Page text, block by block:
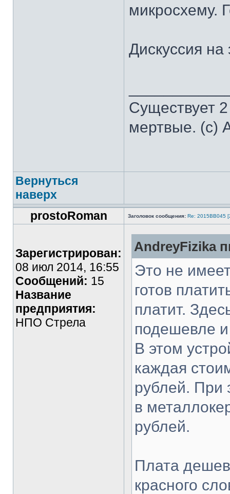
микросхему.
Дискуссия
Существует
мертвые. (с)
Вернуться
наверх
prostoRoman
Заголовок сообщения: Re: 2015ВВ045
Зарегистрирован:
08 июл 2014, 16:55
Сообщений: 15
Название
предприятия:
НПО Стрела
AndreyFizika
Это не
готов
платит.
подешевле
В этом
каждая
рублей. При
в
рублей.
Плата
красного